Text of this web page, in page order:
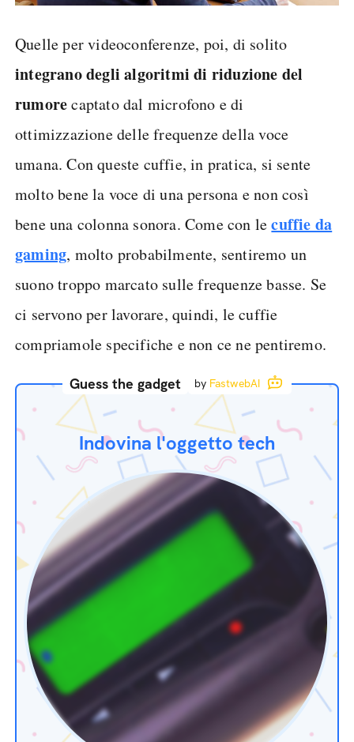
Quelle per videoconferenze, poi, di solito
integrano degli algoritmi di riduzione del
rumorecaptato dal microfono e di
ottimizzazione delle frequenze della voce
umana. Con queste cuffie, in pratica, si sente
molto bene la voce di una persona e non così
bene una colonna sonora. Come con lecuffie da
gaming, molto probabilmente, sentiremo un
suono troppo marcato sulle frequenze basse. Se
ci servono per lavorare, quindi, le cuffie
compriamole specifiche e non ce ne pentiremo.
Guess the gadget by FastwebAI
Indovina l'oggetto tech